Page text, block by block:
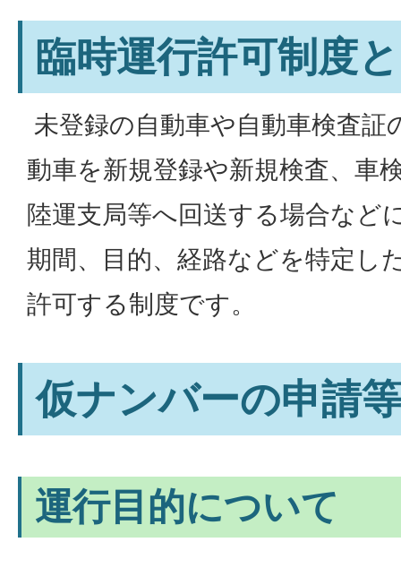
臨時運行許可制度
未登録の自動車や自動車検査証
動車を新規登録や新規検査、車
陸運支局等へ回送する場合など
期間、目的、経路などを特定し
許可する制度です。
仮ナンバーの申請
運行目的について